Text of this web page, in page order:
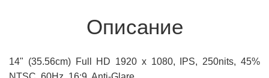
Описание
14" (35.56cm) Full HD 1920 x 1080, IPS, 250nits, 45%